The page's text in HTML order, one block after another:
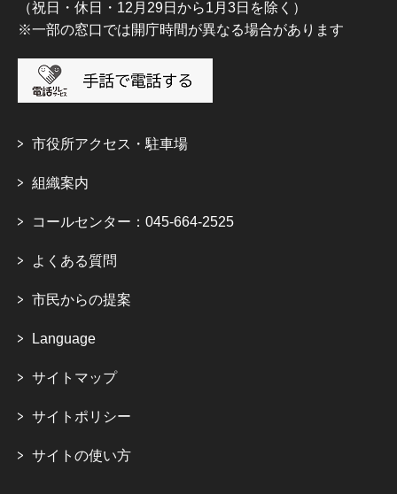
（祝日・休日・12月29日から1月3日を除く）
※一部の窓口では開庁時間が異なる場合があります
市役所アクセス・駐車場
組織案内
コールセンター：045-664-2525
よくある質問
市民からの提案
Language
サイトマップ
サイトポリシー
サイトの使い方